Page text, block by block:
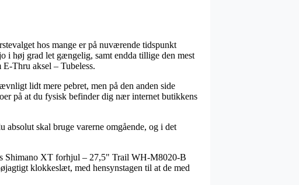
hos mange er på nuværende tidspunkt
i høj grad let gængelig, samt endda tillige den mest
Thru aksel – Tubeless.
lidt mere pebret, men på den anden side
på at du fysisk befinder dig nær internet butikkens
skal bruge varerne omgående, og i det
Shimano XT forhjul – 27,5" Trail WH-M8020-B
klokkeslæt, med hensynstagen til at de med